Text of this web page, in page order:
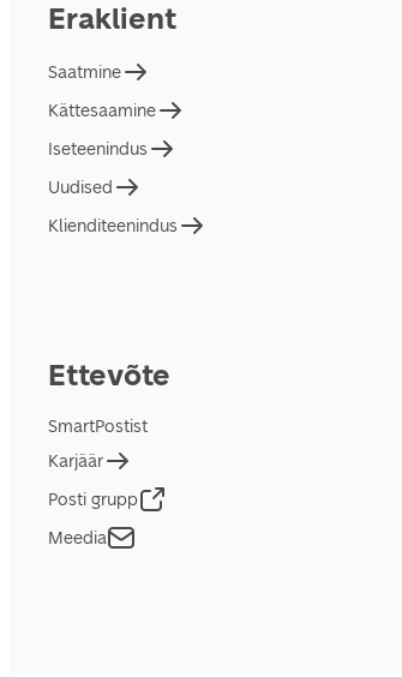
Eraklient
Saatmine
Kättesaamine
Iseteenindus
Uudised
Klienditeenindus
Ettevõte
SmartPostist
Karjäär
Posti grupp
Meedia